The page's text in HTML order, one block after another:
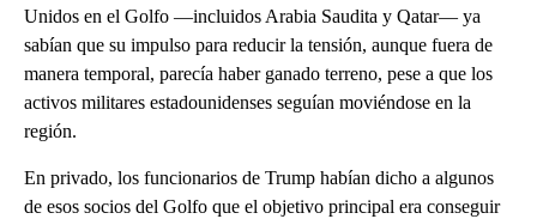
Unidos en el Golfo —incluidos Arabia Saudita y Qatar— ya
sabían que su impulso para reducir la tensión, aunque fuera de
manera temporal, parecía haber ganado terreno, pese a que los
activos militares estadounidenses seguían moviéndose en la
región.
En privado, los funcionarios de Trump habían dicho a algunos
de esos socios del Golfo que el objetivo principal era conseguir